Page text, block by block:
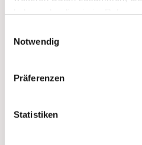
Notwendig
Präferenzen
Statistiken
Dies könnte